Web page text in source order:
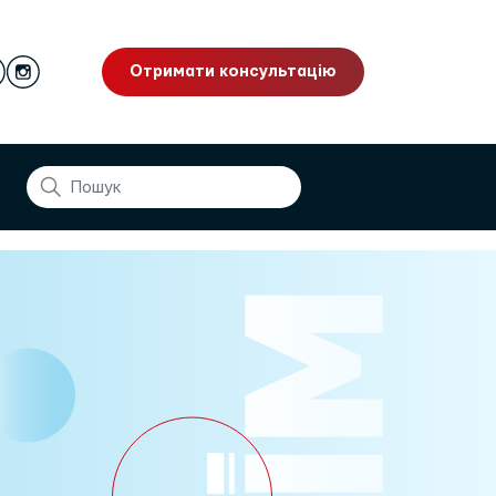
Отримати консультацію